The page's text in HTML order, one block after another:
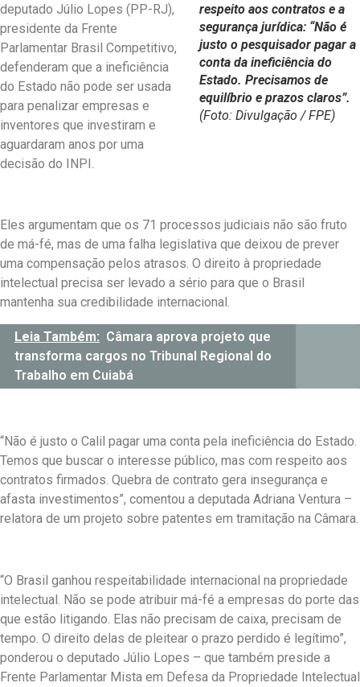
respeito aos contratos e a
segurança jurídica: “Não é
justo o pesquisador pagar a
conta da ineficiência do
Estado. Precisamos de
equilíbrio e prazos claros”.
(Foto: Divulgação / FPE)
deputado Júlio Lopes (PP-RJ),
presidente da Frente
Parlamentar Brasil Competitivo,
defenderam que a ineficiência
do Estado não pode ser usada
para penalizar empresas e
inventores que investiram e
aguardaram anos por uma
decisão do INPI.
Eles argumentam que os 71 processos judiciais não são fruto
de má-fé, mas de uma falha legislativa que deixou de prever
uma compensação pelos atrasos. O direito à propriedade
intelectual precisa ser levado a sério para que o Brasil
mantenha sua credibilidade internacional.
Leia Também: Câmara aprova projeto que
transforma cargos no Tribunal Regional do
Trabalho em Cuiabá
“Não é justo o Calil pagar uma conta pela ineficiência do Estado.
Temos que buscar o interesse público, mas com respeito aos
contratos firmados. Quebra de contrato gera insegurança e
afasta investimentos”, comentou a deputada Adriana Ventura –
relatora de um projeto sobre patentes em tramitação na Câmara.
“O Brasil ganhou respeitabilidade internacional na propriedade
intelectual. Não se pode atribuir má-fé a empresas do porte das
que estão litigando. Elas não precisam de caixa, precisam de
tempo. O direito delas de pleitear o prazo perdido é legítimo”,
ponderou o deputado Júlio Lopes – que também preside a
Frente Parlamentar Mista em Defesa da Propriedade Intelectual